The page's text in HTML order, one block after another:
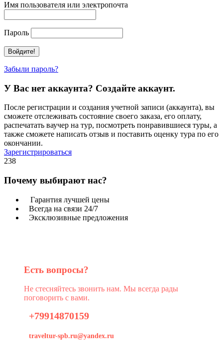
Имя пользователя или электропочта
Пароль
Забыли пароль?
У Вас нет аккаунта? Создайте аккаунт.
После регистрации и создания учетной записи (аккаунта), вы
сможете отслеживать состояние своего заказа, его оплату,
распечатать ваучер на тур, посмотреть понравившиеся туры, а
также сможете написать отзыв и поставить оценку тура по его
окончании.
Зарегистрироваться
238
Почему выбирают нас?
Гарантия лучшей цены
Всегда на связи 24/7
Эксклюзивные предложения
Есть вопросы?
Не стесняйтесь звонить нам. Мы всегда рады
поговорить с вами.
+79914870159
traveltur-spb.ru@yandex.ru